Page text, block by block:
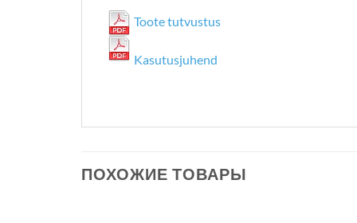
Toote tutvustus
Kasutusjuhend
ПОХОЖИЕ ТОВАРЫ